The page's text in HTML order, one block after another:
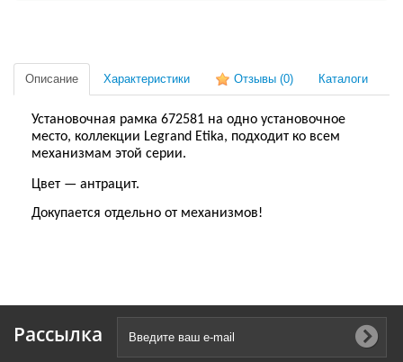
Описание Характеристики Отзывы (0) Каталоги
Установочная рамка 672581 на одно установочное
место, коллекции Legrand Etika, подходит ко всем
механизмам этой серии.
Цвет — антрацит.
Докупается отдельно от механизмов!
Рассылка